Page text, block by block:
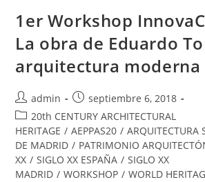
1er Workshop
La obra de Eduardo
arquitectura moderna
admin
septiembre 6, 2018
20th CENTURY ARCHITECTURAL
HERITAGE / AEPPAS20 / ARQUITECTURA
DE MADRID / PATRIMONIO
XX / SIGLO XX ESPAÑA / SIGLO XX
MADRID / WORKSHOP / WORLD